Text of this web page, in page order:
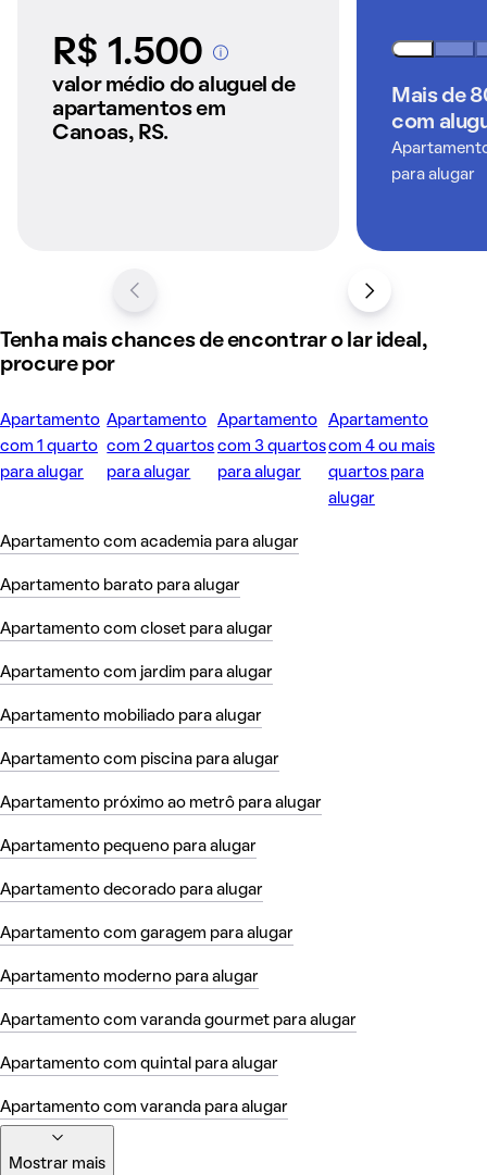
R$ 1.500A partir dos imóveis
anunciados pelo
QuintoAndar
valor médio do aluguel de
apartamentos em
Canoas, RS.
Mais de
com
para alugar
Tenha mais chances de encontrar o lar ideal,
procure por
Apartamento
com 1 quarto
para alugar
Apartamento
com 2 quartos
para alugar
Apartamento
com 3 quartos
para alugar
Apartamento
com 4 ou mais
quartos para
alugar
Apartamento com academia para alugar
Apartamento barato para alugar
Apartamento com closet para alugar
Apartamento com jardim para alugar
Apartamento mobiliado para alugar
Apartamento com piscina para alugar
Apartamento próximo ao metrô para alugar
Apartamento pequeno para alugar
Apartamento decorado para alugar
Apartamento com garagem para alugar
Apartamento moderno para alugar
Apartamento com varanda gourmet para alugar
Apartamento com quintal para alugar
Apartamento com varanda para alugar
Mostrar mais